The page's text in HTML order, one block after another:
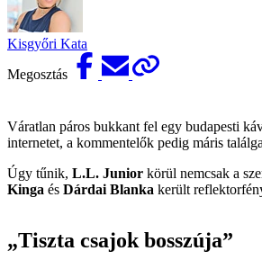
Kisgyőri Kata
Megosztás
Váratlan páros bukkant fel egy budapesti
internetet, a kommentelők pedig máris
Úgy tűnik, L.L. Junior körül nemcsak a
Kinga és Dárdai Blanka került
„Tiszta csajok bosszúja”